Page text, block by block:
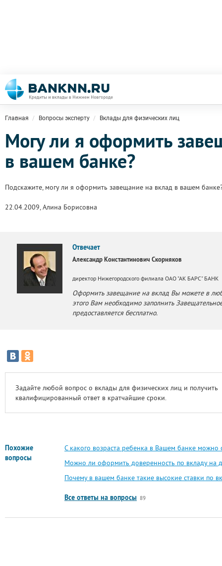
Главная Вопросы эксперту Вклады для физических лиц
Могу ли я оформить
в вашем банке?
Подскажите, могу ли я оформить завещание на вклад в вашем
22.04.2009, Алина Борисовна
Отвечает
Александр Константинович Скорняков
директор Нижегородского филиала ОАО "АК БАРС" БАНК
Оформить завещание на вклад Вы можете в
этого Вам необходимо заполнить
предоставляется бесплатно.
Задайте любой вопрос о вклады для физических лиц и получить
квалифицированный ответ в кратчайшие сроки.
Похожие
вопросы
С какого возраста ребенка в Вашем банке можно
Можно ли оформить доверенность по вкладу на
Почему в вашем банке такие высокие ставки по
Все ответы на вопросы 89